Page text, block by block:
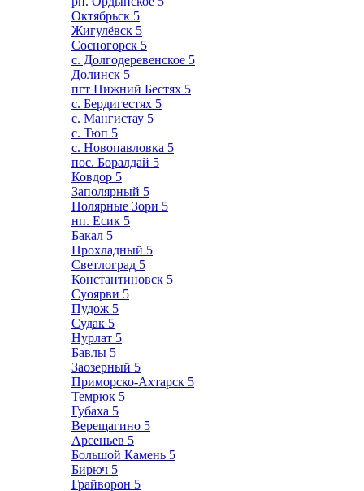
Октябрьск 5
Жигулёвск 5
Сосногорск 5
с. Долгодеревенское 5
Долинск 5
пгт Нижний Бестях 5
с. Бердигестях 5
с. Мангистау 5
с. Тюп 5
с. Новопавловка 5
пос. Боралдай 5
Ковдор 5
Заполярный 5
Полярные Зори 5
нп. Есик 5
Бакал 5
Прохладный 5
Светлоград 5
Константиновск 5
Суоярви 5
Пудож 5
Судак 5
Нурлат 5
Бавлы 5
Заозерный 5
Приморско-Ахтарск 5
Темрюк 5
Губаха 5
Верещагино 5
Арсеньев 5
Большой Камень 5
Бирюч 5
Грайворон 5